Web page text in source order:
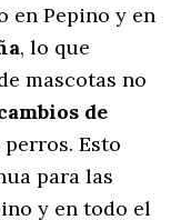
en Pepino y en
, lo que
mascotas no
de
perros. Esto
para las
y en todo el